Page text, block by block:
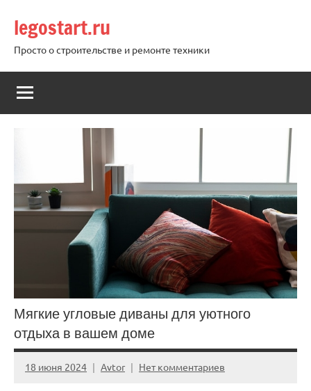
содержимому
legostart.ru
Просто о строительстве и ремонте техники
Мягкие угловые диваны для уютного
отдыха в вашем доме
18 июня 2024 Avtor Нет комментариев